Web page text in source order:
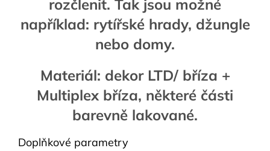
rozčlenit. Tak jsou možné
například: rytířské hrady, džungle
nebo domy.
Materiál: dekor LTD/ bříza +
Multiplex bříza, některé části
barevně lakované.
Doplňkové parametry